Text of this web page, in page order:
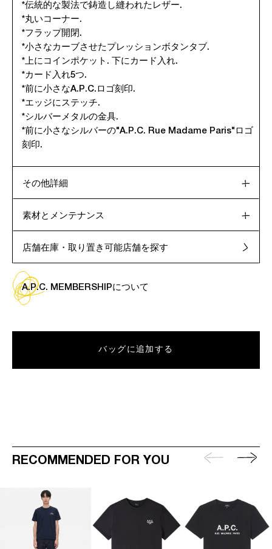
*伝統的な製法で鋳造し縫われたレザー.
*丸いコーナー.
*フラップ開閉.
*小さなカーブさせたプレッションボタンタブ.
*上にコインポケット. 下にカード入れ.
*カード入れ5つ.
*前に小さなA.P.C.ロゴ刻印.
*エッジにステッチ.
*シルバーメタルの金具.
*前に小さなシルバーの"A.P.C. Rue Madame Paris"ロゴ
刻印.
その他詳細
素材とメンテナンス
店舗在庫・取り置き可能店舗を探す
A.P.C. MEMBERSHIPについて
バッグに追加する
RECOMMENDED FOR YOU